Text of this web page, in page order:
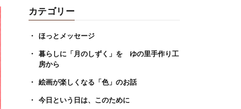
カテゴリー
ほっとメッセージ
暮らしに「月のしずく」を ゆの里手作り工
房から
絵画が楽しくなる「色」のお話
今日という日は、このために